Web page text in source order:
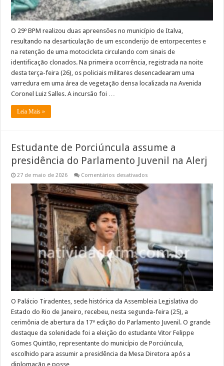
O 29º BPM realizou duas apreensões no município de Italva,
resultando na desarticulação de um esconderijo de entorpecentes e
na retenção de uma motocicleta circulando com sinais de
identificação clonados. Na primeira ocorrência, registrada na noite
desta terça-feira (26), os policiais militares desencadearam uma
varredura em uma área de vegetação densa localizada na Avenida
Coronel Luiz Salles. A incursão foi …
Leia Mais »
Estudante de Porciúncula assume a
presidência do Parlamento Juvenil na Alerj
27 de maio de 2026 Comentários desativados
de
Juvenil
na
Alerj
O Palácio Tiradentes, sede histórica da Assembleia Legislativa do
Estado do Rio de Janeiro, recebeu, nesta segunda-feira (25), a
cerimônia de abertura da 17ª edição do Parlamento Juvenil. O grande
destaque da solenidade foi a eleição do estudante Vitor Felippe
Gomes Quintão, representante do município de Porciúncula,
escolhido para assumir a presidência da Mesa Diretora após a
diplomação e posse …